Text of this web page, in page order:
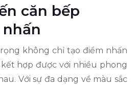
căn bếp
không chỉ tạo điểm nhấn
hợp được với nhiều phong
Với sự đa dạng về màu sắc